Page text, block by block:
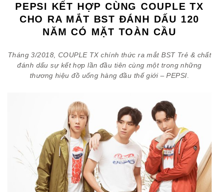
PEPSI KẾT HỢP CÙNG COUPLE TX
CHO RA MẮT BST ĐÁNH DẤU 120
NĂM CÓ MẶT TOÀN CẦU
Tháng 3/2018, COUPLE TX chính thức ra mắt BST Trẻ & chất
đánh dấu sự kết hợp lần đầu tiên cùng một trong những
thương hiệu đồ uống hàng đầu thế giới – PEPSI.